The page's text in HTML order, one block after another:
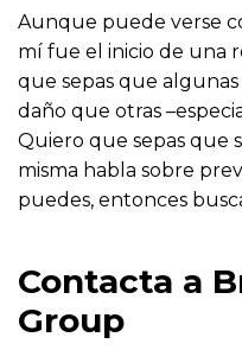
Aunque puede verse
mí fue el inicio de una
que sepas que
daño que otras
Quiero que sepas que
misma habla sobre
puedes, entonces
Contacta a
Group